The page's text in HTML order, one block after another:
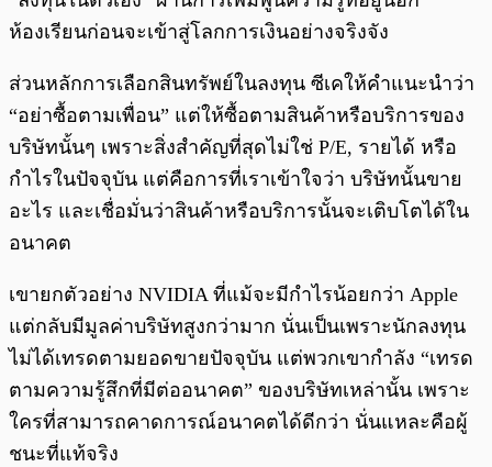
ห้องเรียนก่อนจะเข้าสู่โลกการเงินอย่างจริงจัง
ส่วนหลักการเลือกสินทรัพย์ในลงทุน ซีเคให้คำแนะนำว่า
“อย่าซื้อตามเพื่อน” แต่ให้ซื้อตามสินค้าหรือบริการของ
บริษัทนั้นๆ เพราะสิ่งสำคัญที่สุดไม่ใช่ P/E, รายได้ หรือ
กำไรในปัจจุบัน แต่คือการที่เราเข้าใจว่า บริษัทนั้นขาย
อะไร และเชื่อมั่นว่าสินค้าหรือบริการนั้นจะเติบโตได้ใน
อนาคต
เขายกตัวอย่าง NVIDIA ที่แม้จะมีกำไรน้อยกว่า Apple
แต่กลับมีมูลค่าบริษัทสูงกว่ามาก นั่นเป็นเพราะนักลงทุน
ไม่ได้เทรดตามยอดขายปัจจุบัน แต่พวกเขากำลัง “เทรด
ตามความรู้สึกที่มีต่ออนาคต” ของบริษัทเหล่านั้น เพราะ
ใครที่สามารถคาดการณ์อนาคตได้ดีกว่า นั่นแหละคือผู้
ชนะที่แท้จริง